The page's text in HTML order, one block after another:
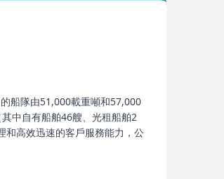
船隊由51,000載重噸和57,000
中自有船舶46艘、光租船舶2
和高效迅速的客戶服務能力，公